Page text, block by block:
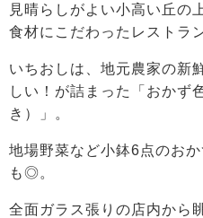
見晴らしがよい小高い丘の
食材にこだわったレストラン
いちおしは、地元農家の新
しい！が詰まった「おかず
き）」。
地場野菜など小鉢6点のお
も◎。
全面ガラス張りの店内から